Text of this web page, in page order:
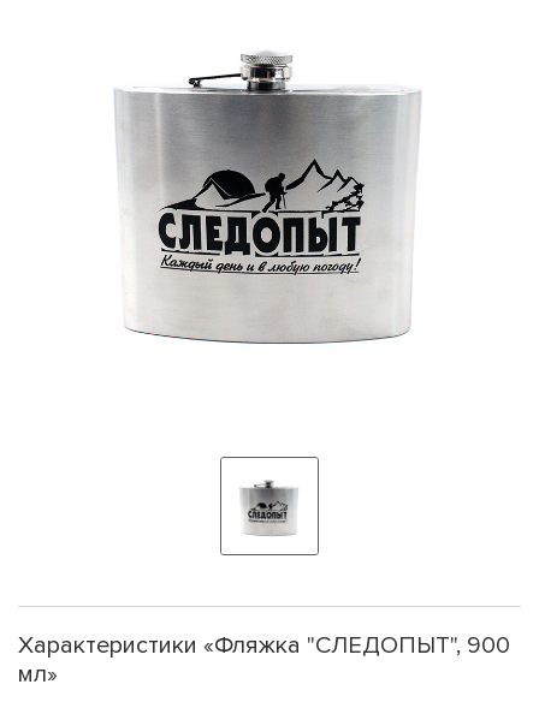
Характеристики «Фляжка "СЛЕДОПЫТ", 900
мл»